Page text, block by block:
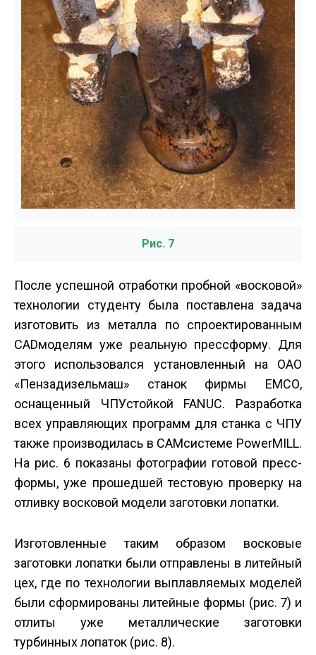
Рис. 7
После успешной отработки пробной «восковой»
технологии студенту была поставлена задача
изготовить из металла по спроектированным
CAD­моделям уже реальную пресс­форму. Для
этого использовался установленный на ОАО
«Пензадизельмаш» станок фирмы ЕМСО,
оснащенный ЧПУ­стойкой FANUC. Разработка
всех управляющих программ для станка с ЧПУ
также производилась в CAM­системе PowerMILL.
На рис. 6 показаны фотографии готовой пресс­
формы, уже прошедшей тестовую проверку на
отливку восковой модели заготовки лопатки.
Изготовленные таким образом восковые
заготовки лопатки были отправлены в литейный
цех, где по технологии выплавляемых моделей
были сформированы литейные формы (рис. 7) и
отлиты уже металлические заготовки
турбинных лопаток (рис. 8).